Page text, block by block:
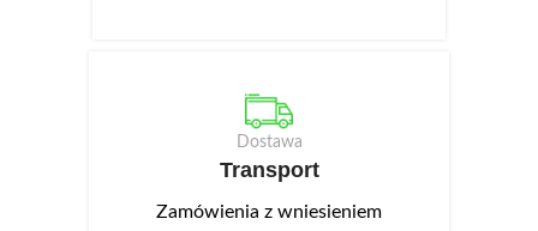
Dostawa
Transport
Zamówienia z wniesieniem